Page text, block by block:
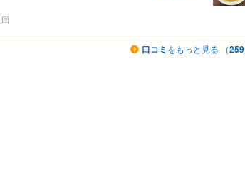
回
口コミ をもっと見る （259